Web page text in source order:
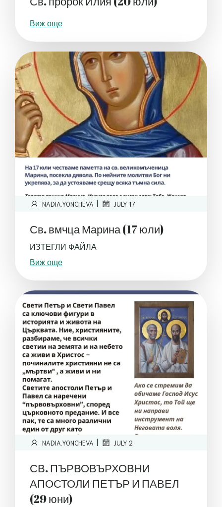
Виж още
NADIA.YONCHEVA | JULY 17
Св. вмчца Марина (17 юли)
ИЗТЕГЛИ ФАЙЛА
Виж още
NADIA.YONCHEVA | JULY 2
СВ. ПЪРВОВЪРХОВНИ
АПОСТОЛИ ПЕТЪР И ПАВЕЛ
(29 юни)